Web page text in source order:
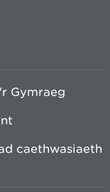
Gymraeg
caethwasiaeth